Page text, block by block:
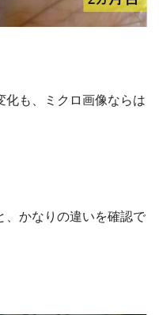
化も、ミクロ画像ならは
、かなりの違いを確認で